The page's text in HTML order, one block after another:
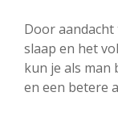
Door
slaap en het
kun je als man
en een betere